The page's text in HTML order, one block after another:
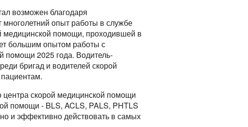
возможен благодаря
опыт работы в службе
медицинской помощи, проходившей в
большим опытом работы с
помощи 2025 года. Водитель-
бригад и водителей скорой
центра скорой медицинской помощи
помощи - BLS, ACLS, PALS, PHTLS
и эффективно действовать в самых